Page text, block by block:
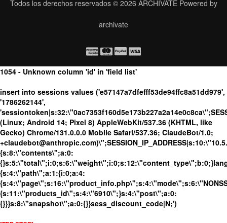
Todos los derechos reservados © 2026 ARCHIVATEPowered by
archivate
1054 - Unknown column 'id' in 'field list'
insert into sessions values ('e57147a7dfefff53de94ffc8a51dd979',
'1786262144',
(Linux; Android 14; Pixel 8) AppleWebKit/537.36 (KHTML, like
Gecko) Chrome/131.0.0.0 Mobile Safari/537.36; ClaudeBot/1.0;
{s:8:\"contents\";a:0:
{s:4:\"path\";a:1:{i:0;a:4:
{s:11:\"products_id\";s:4:\"6910\";}s:4:\"post\";a:0:
{}}}s:8:\"snapshot\";a:0:{}}sess_discount_code|N;')